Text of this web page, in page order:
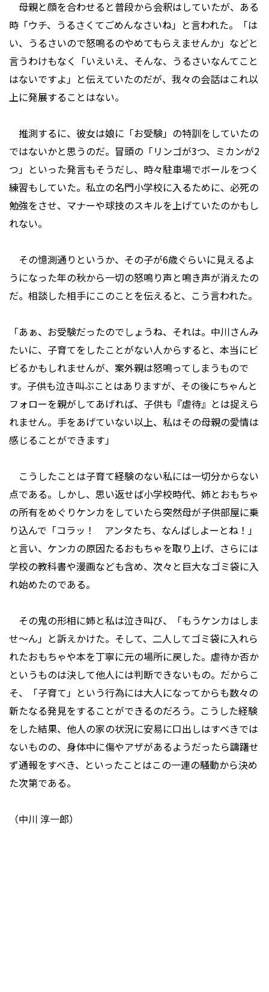
母親と顔を合わせると普段から会釈はしていたが、ある
時「ウチ、うるさくてごめんなさいね」と言われた。「は
い、うるさいので怒鳴るのやめてもらえませんか」などと
言うわけもなく「いえいえ、そんな、うるさいなんてこと
はないですよ」と伝えていたのだが、我々の会話はこれ以
上に発展することはない。
推測するに、彼女は娘に「お受験」の特訓をしていたの
ではないかと思うのだ。冒頭の「リンゴが3つ、ミカンが2
つ」といった発言もそうだし、時々駐車場でボールをつく
練習もしていた。私立の名門小学校に入るために、必死の
勉強をさせ、マナーや球技のスキルを上げていたのかもし
れない。
その憶測通りというか、その子が6歳ぐらいに見えるよ
うになった年の秋から一切の怒鳴り声と鳴き声が消えたの
だ。相談した相手にこのことを伝えると、こう言われた。
「あぁ、お受験だったのでしょうね、それは。中川さんみ
たいに、子育てをしたことがない人からすると、本当にビ
ビるかもしれませんが、案外親は怒鳴ってしまうもので
す。子供も泣き叫ぶことはありますが、その後にちゃんと
フォローを親がしてあげれば、子供も『虐待』とは捉えら
れません。手をあげていない以上、私はその母親の愛情は
感じることができます」
こうしたことは子育て経験のない私には一切分からない
点である。しかし、思い返せば小学校時代、姉とおもちゃ
の所有をめぐりケンカをしていたら突然母が子供部屋に乗
り込んで「コラッ！ アンタたち、なんばしよーとね！」
と言い、ケンカの原因たるおもちゃを取り上げ、さらには
学校の教科書や漫画なども含め、次々と巨大なゴミ袋に入
れ始めたのである。
その鬼の形相に姉と私は泣き叫び、「もうケンカはしま
せ～ん」と訴えかけた。そして、二人してゴミ袋に入れら
れたおもちゃや本を丁寧に元の場所に戻した。虐待か否か
というものは決して他人には判断できないもの。だからこ
そ、「子育て」という行為には大人になってからも数々の
新たなる発見をすることができるのだろう。こうした経験
をした結果、他人の家の状況に安易に口出しはすべきでは
ないものの、身体中に傷やアザがあるようだったら躊躇せ
ず通報をすべき、といったことはこの一連の騒動から決め
た次第である。
（中川 淳一郎）